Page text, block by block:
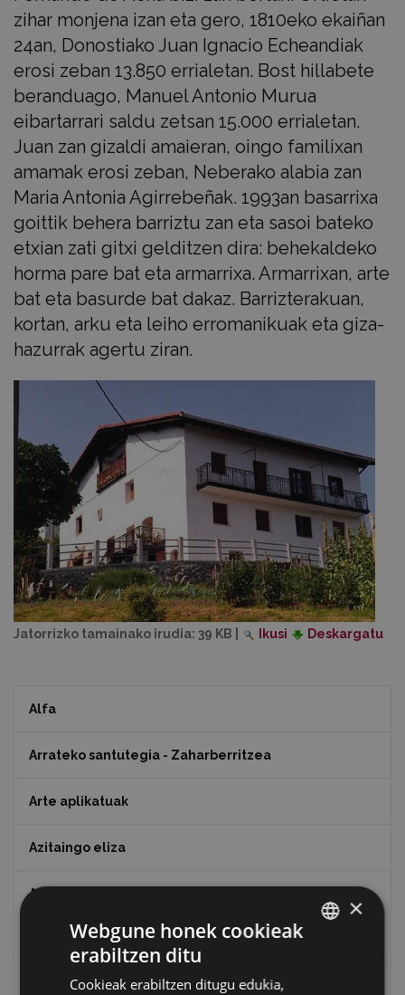
zihar monjena izan eta gero, 1810eko ekaiñan
24an, Donostiako Juan Ignacio Echeandiak
erosi zeban 13.850 errialetan. Bost hillabete
beranduago, Manuel Antonio Murua
eibartarrari saldu zetsan 15.000 errialetan.
Juan zan gizaldi amaieran, oingo familixan
amamak erosi zeban, Neberako alabia zan
Maria Antonia Agirrebeñak. 1993an basarrixa
goittik behera barriztu zan eta sasoi bateko
etxian zati gitxi gelditzen dira: behekaldeko
horma pare bat eta armarrixa. Armarrixan, arte
bat eta basurde bat dakaz. Barrizterakuan,
kortan, arku eta leiho erromanikuak eta giza-
hazurrak agertu ziran.
Jatorrizko tamainako irudia: 39 KB Ikusi Deskargatu
Alfa
Arrateko santutegia - Zaharberritzea
Arte aplikatuak
Azitaingo eliza
Azpilikueta
Bolunburu fondoa
Carlos Narbaiza fondoa
×
Webgune honek cookieak
erabiltzen ditu
Cookieak erabiltzen ditugu edukia,